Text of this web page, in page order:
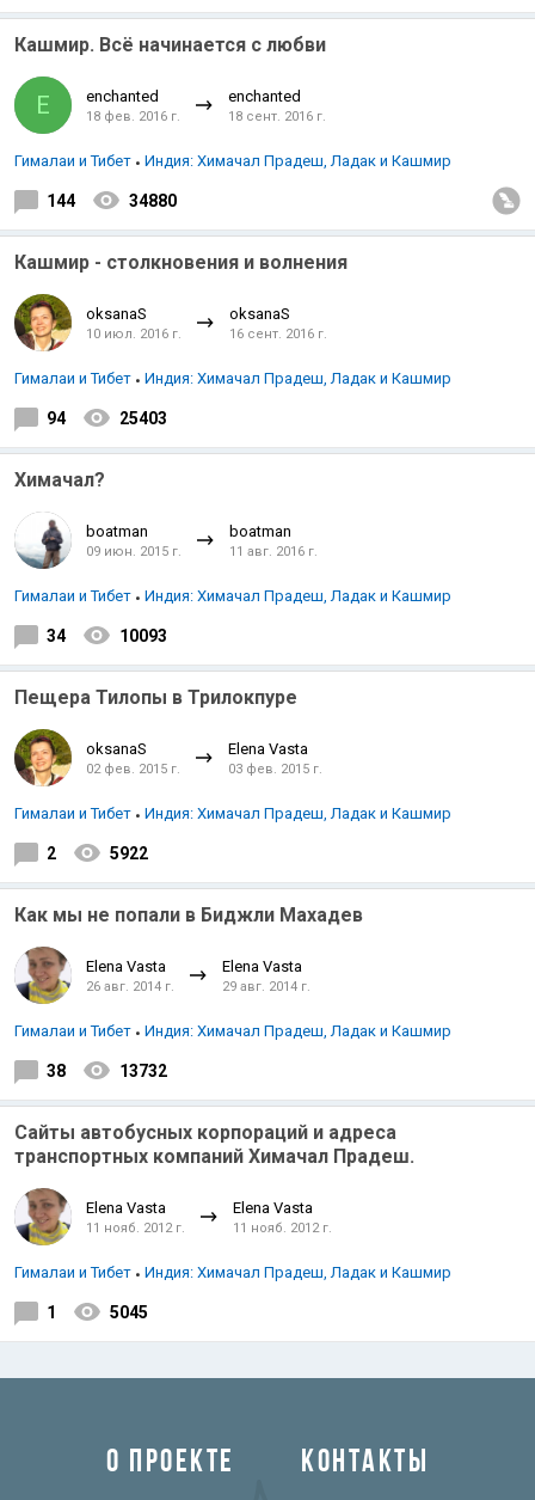
Кашмир. Всё начинается с любви
E enchanted
18 фев. 2016 г.
enchanted
18 сент. 2016 г.
Гималаи и Тибет Индия: Химачал Прадеш, Ладак и Кашмир
144 34880
Кашмир - столкновения и волнения
oksanaS
10 июл. 2016 г.
oksanaS
16 сент. 2016 г.
Гималаи и Тибет Индия: Химачал Прадеш, Ладак и Кашмир
94 25403
Химачал?
boatman
09 июн. 2015 г.
boatman
11 авг. 2016 г.
Гималаи и Тибет Индия: Химачал Прадеш, Ладак и Кашмир
34 10093
Пещера Тилопы в Трилокпуре
oksanaS
02 фев. 2015 г.
Elena Vasta
03 фев. 2015 г.
Гималаи и Тибет Индия: Химачал Прадеш, Ладак и Кашмир
2 5922
Как мы не попали в Биджли Махадев
Elena Vasta
26 авг. 2014 г.
Elena Vasta
29 авг. 2014 г.
Гималаи и Тибет Индия: Химачал Прадеш, Ладак и Кашмир
38 13732
Сайты автобусных корпораций и адреса
транспортных компаний Химачал Прадеш.
Elena Vasta
11 нояб. 2012 г.
Elena Vasta
11 нояб. 2012 г.
Гималаи и Тибет Индия: Химачал Прадеш, Ладак и Кашмир
1 5045
О ПРОЕКТЕ КОНТАКТЫ